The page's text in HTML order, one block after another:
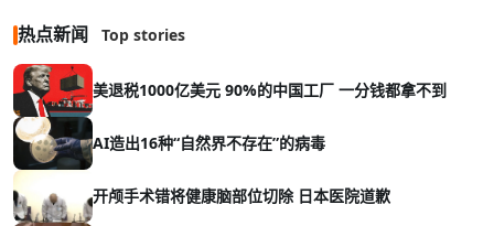
热点新闻 Top stories
美退税1000亿美元 90%的中国工厂 一分钱都拿不到
AI造出16种“自然界不存在”的病毒
开颅手术错将健康脑部位切除 日本医院道歉